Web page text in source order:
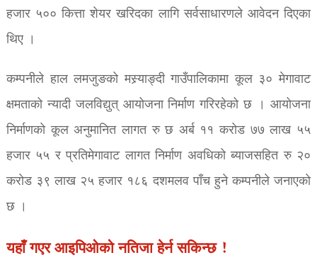
हजार ५०० कित्ता शेयर खरिदका लागि सर्वसाधारणले आवेदन दिएका
थिए ।
कम्पनीले हाल लमजुङको मस्र्याङ्दी गाउँपालिकामा कूल ३० मेगावाट
क्षमताको न्यादी जलविद्युत् आयोजना निर्माण गरिरहेको छ । आयोजना
निर्माणको कूल अनुमानित लागत रु छ अर्ब ११ करोड ७७ लाख ५५
हजार ५५ र प्रतिमेगावाट लागत निर्माण अवधिको ब्याजसहित रु २०
करोड ३९ लाख २५ हजार १८६ दशमलव पाँच हुने कम्पनीले जनाएको
छ ।
यहाँ गएर आइपिओको नतिजा हेर्न सकिन्छ !